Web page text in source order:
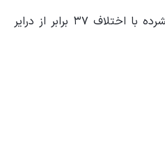
-قابلیت خشک کردن هوای فشرده با اختلاف ۳۷ برابر از درایر